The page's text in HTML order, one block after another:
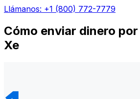
Llámanos: +1 (800) 772-7779
Cómo enviar dinero
Xe